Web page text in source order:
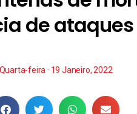
de
Quarta-feira · 19 Janeiro, 2022